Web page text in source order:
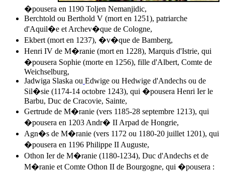
�pousera en 1190 Toljen Nemanjidic,
Berchtold ou Berthold V (mort en 1251), patriarche
d'Aquil�e et Archev�que de Cologne,
Ekbert (mort en 1237), �v�que de Bamberg,
Henri IV de M�ranie (mort en 1228), Marquis d'Istrie, qui
�pousera Sophie (morte en 1256), fille d'Albert, Comte de
Weichselburg,
Jadwiga Slaska ou Edwige ou Hedwige d'Andechs ou de
Sil�sie (1174-14 octobre 1243), qui �pousera Henri Ier le
Barbu, Duc de Cracovie, Sainte,
Gertrude de M�ranie (vers 1185-28 septembre 1213), qui
�pousera en 1203 Andr� II Arpad de Hongrie,
Agn�s de M�ranie (vers 1172 ou 1180-20 juillet 1201), qui
�pousera en 1196 Philippe II Auguste,
Othon Ier de M�ranie (1180-1234), Duc d'Andechs et de
M�ranie et Comte Othon II de Bourgogne, qui �pousera :